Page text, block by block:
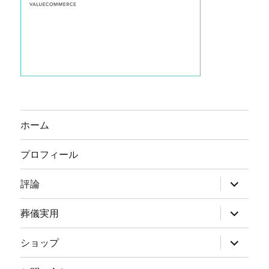
ホーム
プロフィール
評論
サ
ブ
メ
ニ
ュ
ー
を
展
開
葬儀実用
サ
ブ
メ
ニ
ュ
ー
ショップ
サ
ブ
メ